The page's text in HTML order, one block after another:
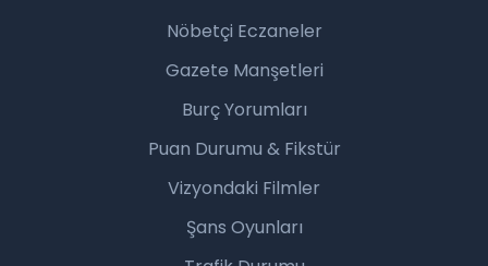
Nöbetçi Eczaneler
Gazete Manşetleri
Burç Yorumları
Puan Durumu & Fikstür
Vizyondaki Filmler
Şans Oyunları